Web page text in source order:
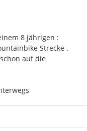
8 jährigen :
Strecke .
auf die